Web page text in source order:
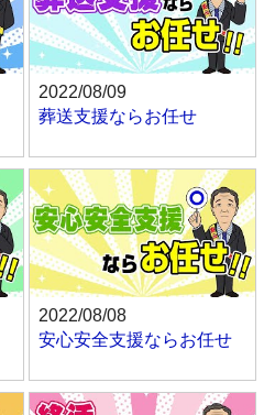
2022/08/09
葬送支援ならお任せ
2022/08/08
安心安全支援ならお任せ